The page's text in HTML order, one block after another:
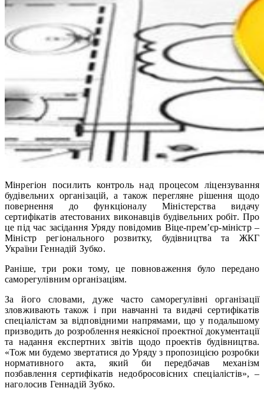
Мінрегіон посилить контроль над процесом ліцензування
будівельних організацій, а також перегляне рішення щодо
повернення до функціоналу Міністерства видачу
сертифікатів атестованих виконавців будівельних робіт. Про
це під час засідання Уряду повідомив Віце-прем’єр-міністр –
Міністр регіонального розвитку, будівництва та ЖКГ
України Геннадій Зубко.
Раніше, три роки тому, це повноваження було передано
саморегулівним організаціям.
За його словами, дуже часто саморегулівні організації
зловживають також і при навчанні та видачі сертифікатів
спеціалістам за відповідними напрямами, що у подальшому
призводить до розроблення неякісної проектної документації
та надання експертних звітів щодо проектів будівництва.
«Тож ми будемо звертатися до Уряду з пропозицією розробки
нормативного акта, який би передбачав механізм
позбавлення сертифікатів недобросовісних спеціалістів», –
наголосив Геннадій Зубко.